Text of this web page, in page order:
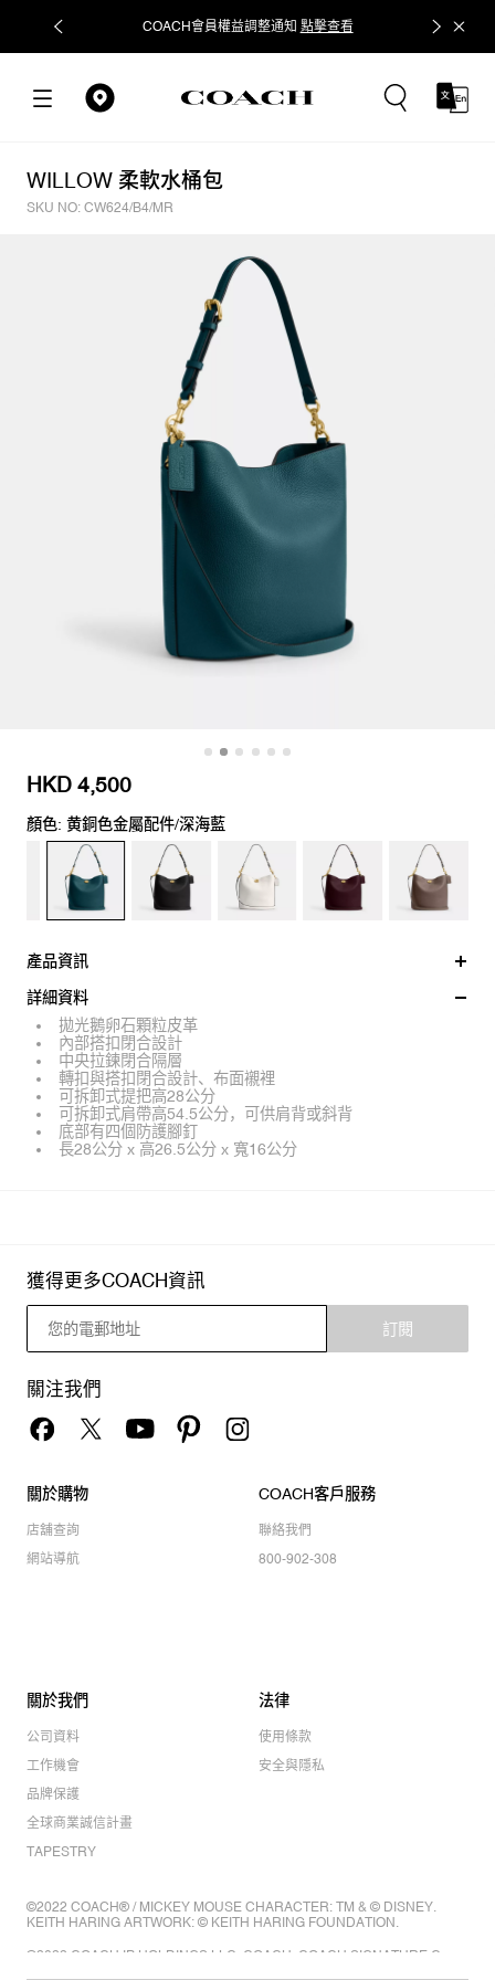
COACH會員權益調整通知 點擊查看 立即追蹤
WILLOW 柔軟水桶包
SKU NO: CW624/B4/MR
HKD 4,500
顏色: 黄銅色金屬配件/深海藍
產品資訊
詳細資料
拋光鵝卵石顆粒皮革
內部搭扣閉合設計
中央拉鍊閉合隔層
轉扣與搭扣閉合設計、布面襯裡
可拆卸式提把高28公分
可拆卸式肩帶高54.5公分，可供肩背或斜背
底部有四個防護腳釘
長28公分 x 高26.5公分 x 寬16公分
獲得更多COACH資訊
訂閱
關注我們
關於購物
店舖查詢
網站導航
COACH客戶服務
聯絡我們
800-902-308
關於我們
公司資料
工作機會
品牌保護
全球商業誠信計畫
TAPESTRY
法律
使用條款
安全與隱私
©2022 COACH® / MICKEY MOUSE CHARACTER: TM & © DISNEY.
KEITH HARING ARTWORK: © KEITH HARING FOUNDATION.
©2022 COACH IP HOLDINGS LLC. COACH, COACH SIGNATURE C